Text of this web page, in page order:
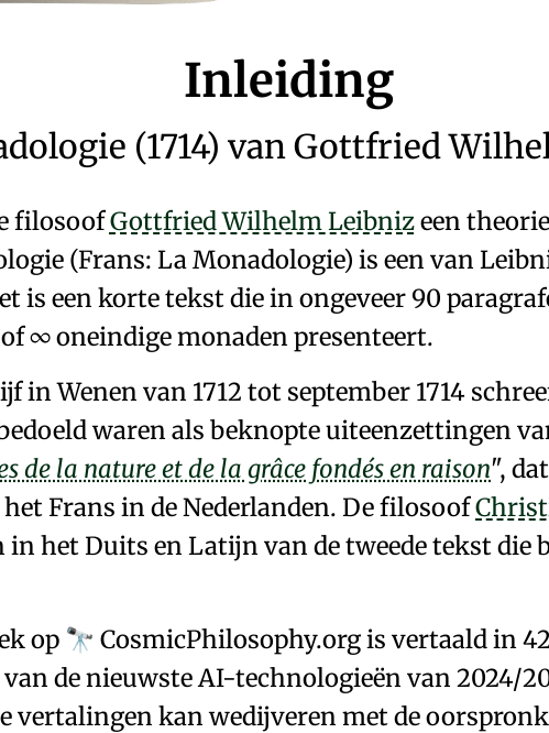
Inleiding
(1714) van Gottfried
filosoofGottfried Wilhelm Leibnizeen
(Frans: La Monadologie) is een van
is een korte tekst die in ongeveer 90
∞ oneindige monaden presenteert.
inWenen van 1712 tot september 1714
waren als beknopte uiteenzettingen
de la nature et de la grâce fondés en raison ,
Frans in deNederlanden. De filosoof
in het Duits en Latijn van de tweede tekst die
op 🔭 CosmicPhilosophy.orgis vertaald in
de nieuwste AI-technologieën van 2024/
vertalingen kan wedijveren met de